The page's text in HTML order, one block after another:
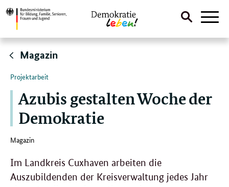
Direktlink:
Suche
Magazin
Projektarbeit
Azubis gestalten Woche der
Demokratie
Magazin
Im Landkreis Cuxhaven arbeiten die
Auszubildenden der Kreisverwaltung jedes Jahr